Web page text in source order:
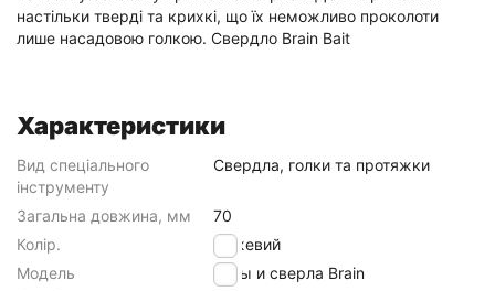
настільки тверді та крихкі, що їх неможливо проколоти
лише насадовою голкою. Свердло Brain Bait
Характеристики
Вид спеціального
інструменту
Свердла, голки та протяжки
Загальна довжина, мм
70
Колір.
рожевий
Модель
Иглы и сверла Brain